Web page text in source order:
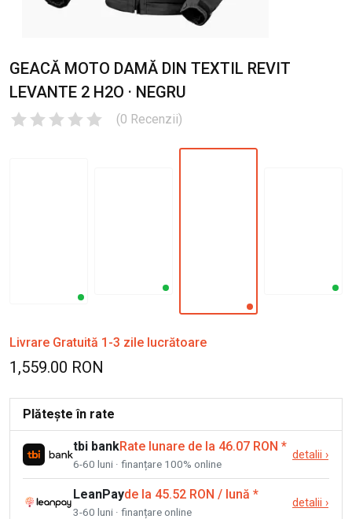
GEACĂ MOTO DAMĂ DIN TEXTIL REVIT
LEVANTE 2 H2O · NEGRU
(0 Recenzii)
Livrare Gratuită 1-3 zile lucrătoare
1,559.00 RON
Plătește în rate
tbi bankRate lunare de la 46.07 RON *
6-60 luni · finanțare 100% online
detalii ›
LeanPayde la 45.52 RON / lună *
3-60 luni · finanțare online
detalii ›